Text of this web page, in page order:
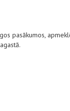
pasākumos,